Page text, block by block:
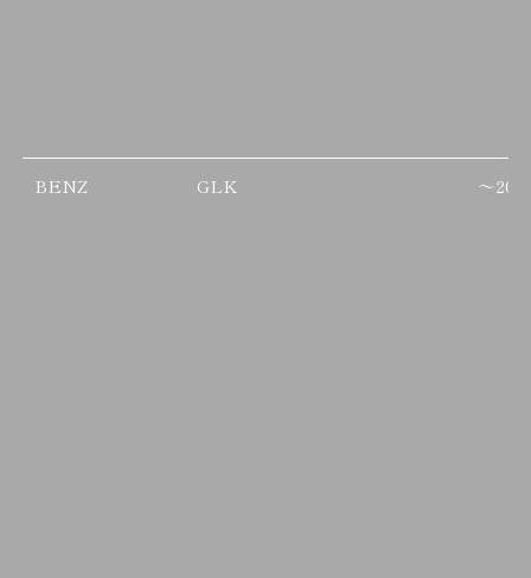
BENZ GLK ～